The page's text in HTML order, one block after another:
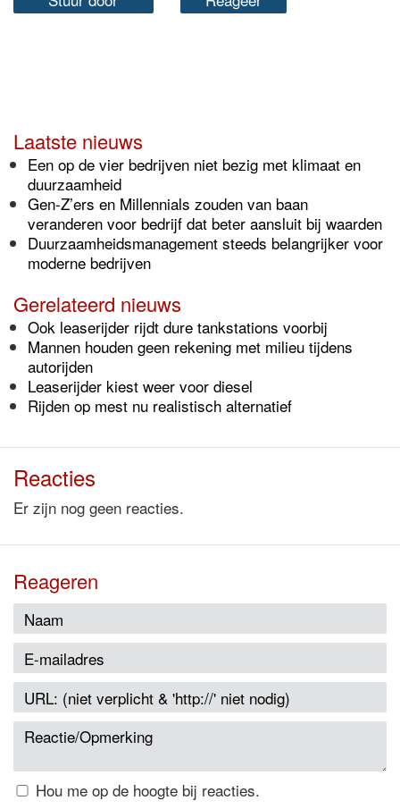
Laatste nieuws
Een op de vier bedrijven niet bezig met klimaat en
duurzaamheid
Gen-Z’ers en Millennials zouden van baan
veranderen voor bedrijf dat beter aansluit bij waarden
Duurzaamheidsmanagement steeds belangrijker voor
moderne bedrijven
Gerelateerd nieuws
Ook leaserijder rijdt dure tankstations voorbij
Mannen houden geen rekening met milieu tijdens
autorijden
Leaserijder kiest weer voor diesel
Rijden op mest nu realistisch alternatief
Reacties
Er zijn nog geen reacties.
Reageren
Hou me op de hoogte bij reacties.